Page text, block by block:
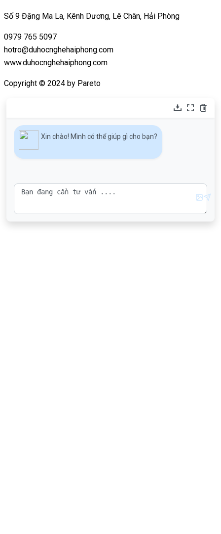
Số 9 Đặng Ma La, Kênh Dương, Lê Chân, Hải Phòng
0979 765 5097
hotro@duhocnghehaiphong.com
www.duhocnghehaiphong.com
Copyright © 2024 by Pareto
Xin chào! Mình có thể giúp gì cho bạn?